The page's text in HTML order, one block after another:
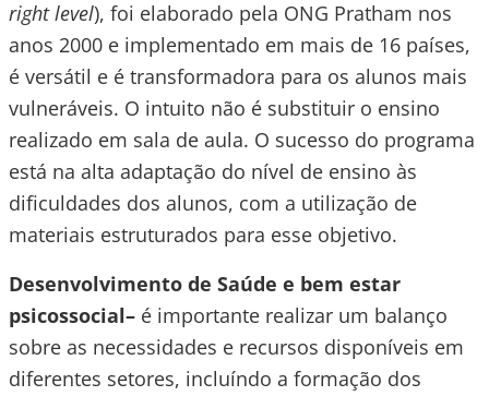
right level), foi elaborado pela ONG Pratham nos
anos 2000 e implementado em mais de 16 países,
é versátil e é transformadora para os alunos mais
vulneráveis. O intuito não é substituir o ensino
realizado em sala de aula. O sucesso do programa
está na alta adaptação do nível de ensino às
dificuldades dos alunos, com a utilização de
materiais estruturados para esse objetivo.
Desenvolvimento de Saúde e bem estar
psicossocial– é importante realizar um balanço
sobre as necessidades e recursos disponíveis em
diferentes setores, incluíndo a formação dos